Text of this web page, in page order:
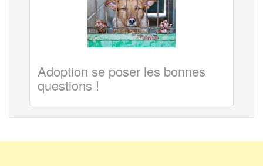
Adoption se poser les bonnes
questions !